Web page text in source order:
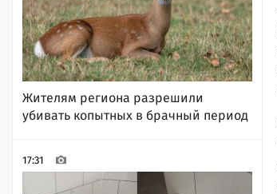
Жителям региона разрешили
убивать копытных в брачный период
17:31